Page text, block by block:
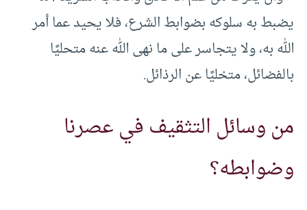
يضبط به سلوكه بضوابط الشرع، فلا يحيد عما أمر
الله به، ولا يتجاسر على ما نهى الله عنه متحليًا
بالفضائل، متخليًا عن الرذائل.
من وسائل التثقيف في عصرنا
وضوابطه؟